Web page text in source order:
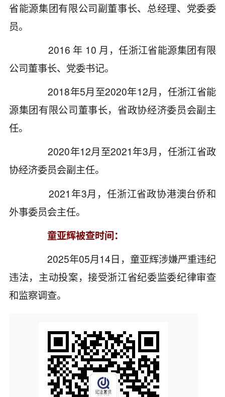
省能源集团有限公司副董事长、总经理、党委委
员。
2016 年 10 月，任浙江省能源集团有限
公司董事长、党委书记。
2018年5月至2020年12月，任浙江省能
源集团有限公司董事长，省政协经济委员会副主
任。
2020年12月至2021年3月，任浙江省政
协经济委员会副主任。
2021年3月，任浙江省政协港澳台侨和
外事委员会主任。
童亚辉被查时间：
2025年05月14日，童亚辉涉嫌严重违纪
违法，主动投案，接受浙江省纪委监委纪律审查
和监察调查。